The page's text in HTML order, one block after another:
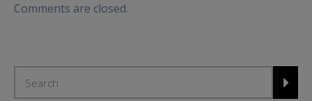
Comments are closed.